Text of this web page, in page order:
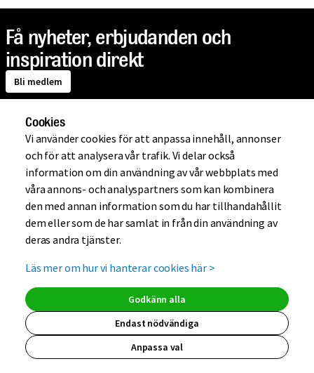
Få nyheter, erbjudanden och
inspiration direkt
Bli medlem
Om Mio
Handla på Mio
Hjälp
Kundklubb
(extern länk,
(extern
(extern
Cookies
Vi använder cookies för att anpassa innehåll, annonser
och för att analysera vår trafik. Vi delar också
information om din användning av vår webbplats med
våra annons- och analyspartners som kan kombinera
den med annan information som du har tillhandahållit
dem eller som de har samlat in från din användning av
deras andra tjänster.
Läs mer om hur vi hanterar cookies här >
Anpassa val
Endast nödvändiga
Godkänn alla